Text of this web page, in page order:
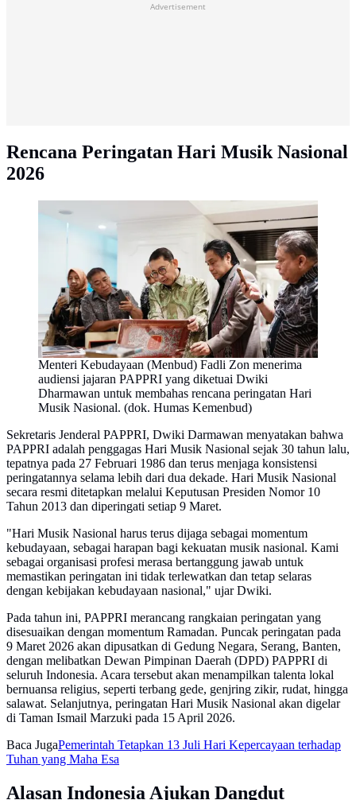
Advertisement
Rencana Peringatan Hari Musik Nasional
2026
Menteri Kebudayaan (Menbud) Fadli Zon menerima
audiensi jajaran PAPPRI yang diketuai Dwiki
Dharmawan untuk membahas rencana peringatan Hari
Musik Nasional. (dok. Humas Kemenbud)
Sekretaris Jenderal PAPPRI, Dwiki Darmawan menyatakan bahwa
PAPPRI adalah penggagas Hari Musik Nasional sejak 30 tahun lalu,
tepatnya pada 27 Februari 1986 dan terus menjaga konsistensi
peringatannya selama lebih dari dua dekade. Hari Musik Nasional
secara resmi ditetapkan melalui Keputusan Presiden Nomor 10
Tahun 2013 dan diperingati setiap 9 Maret.
"Hari Musik Nasional harus terus dijaga sebagai momentum
kebudayaan, sebagai harapan bagi kekuatan musik nasional. Kami
sebagai organisasi profesi merasa bertanggung jawab untuk
memastikan peringatan ini tidak terlewatkan dan tetap selaras
dengan kebijakan kebudayaan nasional," ujar Dwiki.
Pada tahun ini, PAPPRI merancang rangkaian peringatan yang
disesuaikan dengan momentum Ramadan. Puncak peringatan pada
9 Maret 2026 akan dipusatkan di Gedung Negara, Serang, Banten,
dengan melibatkan Dewan Pimpinan Daerah (DPD) PAPPRI di
seluruh Indonesia. Acara tersebut akan menampilkan talenta lokal
bernuansa religius, seperti terbang gede, genjring zikir, rudat, hingga
salawat. Selanjutnya, peringatan Hari Musik Nasional akan digelar
di Taman Ismail Marzuki pada 15 April 2026.
Baca JugaPemerintah Tetapkan 13 Juli Hari Kepercayaan terhadap
Tuhan yang Maha Esa
Alasan Indonesia Ajukan Dangdut